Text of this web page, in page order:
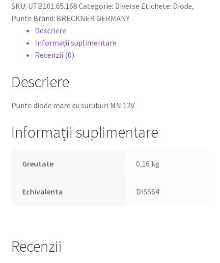
0,00 lei
SKU: UTB101.65.168 Categorie: Diverse Etichete: Diode,
Punte Brand: BRECKNER GERMANY
Descriere
Informații suplimentare
Recenzii (0)
Descriere
Punte diode mare cu suruburi MN 12V
Informații suplimentare
Greutate 0,16 kg
Echivalenta DISS64
Recenzii